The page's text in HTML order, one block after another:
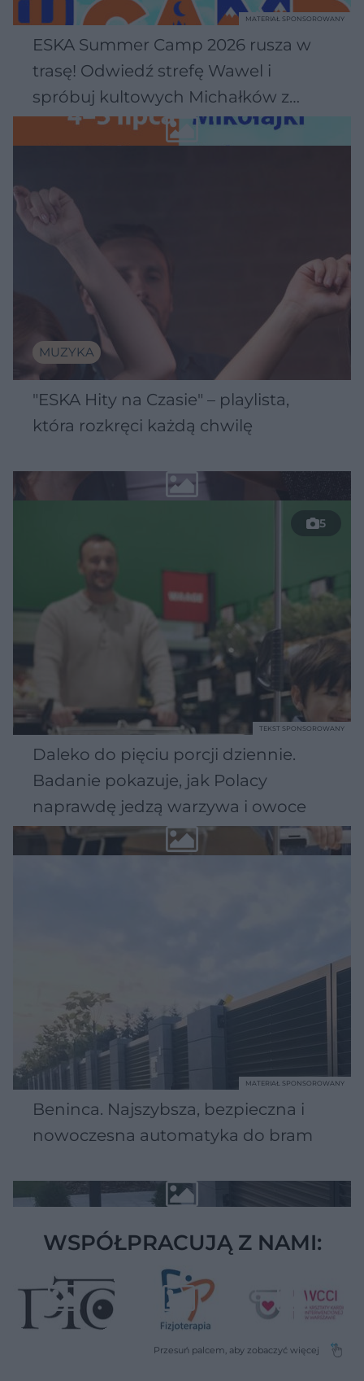
ESKA Summer Camp 2026 rusza w
trasę! Odwiedź strefę Wawel i
spróbuj kultowych Michałków z
Wawelu
MATERIAŁ SPONSOROWANY
MUZYKA
"ESKA Hity na Czasie" – playlista,
która rozkręci każdą chwilę
5
Daleko do pięciu porcji dziennie.
Badanie pokazuje, jak Polacy
naprawdę jedzą warzywa i owoce
TEKST SPONSOROWANY
Beninca. Najszybsza, bezpieczna i
nowoczesna automatyka do bram
MATERIAŁ SPONSOROWANY
WSPÓŁPRACUJĄ Z NAMI: